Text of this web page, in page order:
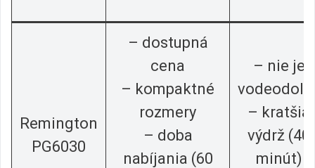
Remington
PG6030
– dostupná
cena
– kompaktné
rozmery
– doba
nabíjania (60
– nie je
– kratšia
výdrž (40
minút)